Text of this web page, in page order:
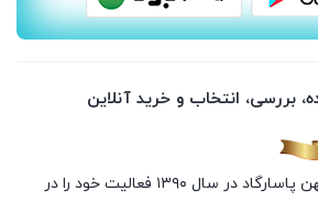
بررسی، انتخاب و خرید آنلاین
صنایع غذایی عطارباشی کهن پاسارگاد در سال ۱۳۹۰ فعالیت خود را در